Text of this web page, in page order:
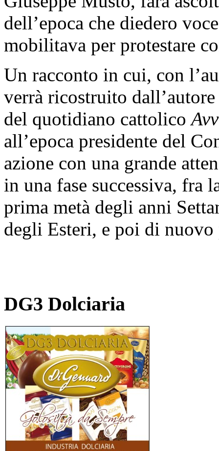
dell’epoca che diedero
mobilitava per protestare
Un racconto in cui, con
verrà ricostruito
del quotidiano cattolico
all’epoca presidente del
azione con una grande
in una fase successiva, fra
prima metà degli anni
degli Esteri, e poi di
DG3 Dolciaria